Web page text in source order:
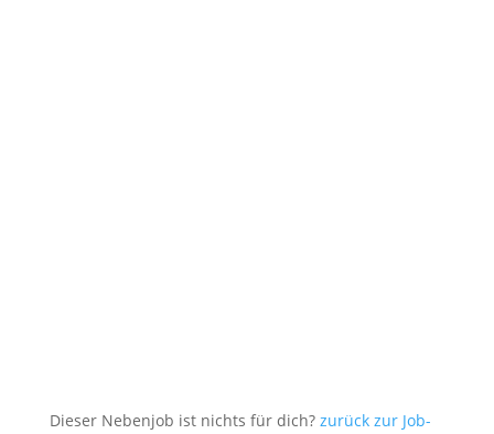
Dieser Nebenjob ist nichts für dich? zurück zur Job-